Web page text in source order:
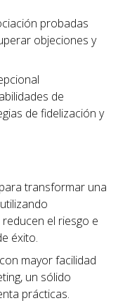
probadas
objeciones y
de
de fidelización y
transformar una
el riesgo e
éxito.
mayor facilidad
un sólido
prácticas.